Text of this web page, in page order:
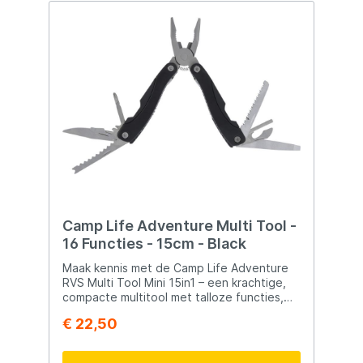
kamperen, strand, festivals en tuinwerk
gewicht: Afmetingen: 173 × 88 × 34 mm
Gewicht: 575 g Oplaadtijd: 6,5 uur
Camp Life Adventure Multi Tool -
16 Functies - 15cm - Black
Maak kennis met de Camp Life Adventure
RVS Multi Tool Mini 15in1 – een krachtige,
compacte multitool met talloze functies,
multifunctionele tool biedt 15 handige
Lichtgewicht en gemakkelijk mee te nemen,
€ 22,50